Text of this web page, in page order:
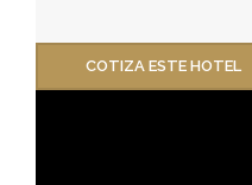
COTIZA ESTE HOTEL